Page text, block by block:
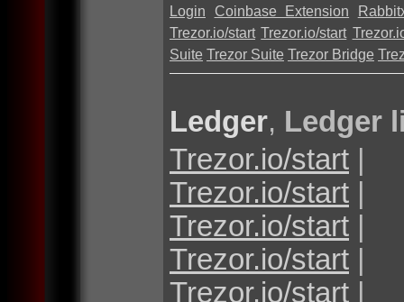
Login
Coinbase Extension
Trezor.io/start Trezor.io/start
Suite Trezor Suite Trezor Bridge
Ledger, Ledger
Trezor.io/start |
Trezor.io/start |
Trezor.io/start |
Trezor.io/start |
Trezor.io/start |